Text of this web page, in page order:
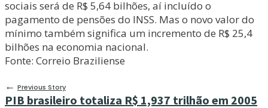
sociais será de R$ 5,64 bilhões, aí incluído o
pagamento de pensões do INSS. Mas o novo valor do
mínimo também significa um incremento de R$ 25,4
bilhões na economia nacional.
Fonte: Correio Braziliense
← Previous Story
PIB brasileiro totaliza R$ 1,937 trilhão em 2005